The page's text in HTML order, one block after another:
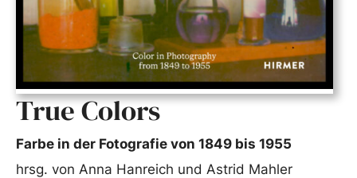
True Colors
Farbe in der Fotografie von 1849 bis 1955
hrsg. von Anna Hanreich und Astrid Mahler